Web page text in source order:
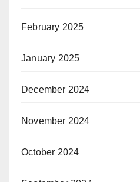
February 2025
January 2025
December 2024
November 2024
October 2024